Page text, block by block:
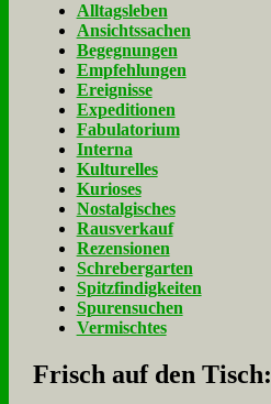
Alltagsleben
Ansichtssachen
Begegnungen
Empfehlungen
Ereignisse
Expeditionen
Fabulatorium
Interna
Kulturelles
Kurioses
Nostalgisches
Rausverkauf
Rezensionen
Schrebergarten
Spitzfindigkeiten
Spurensuchen
Vermischtes
Frisch auf den Tisch: